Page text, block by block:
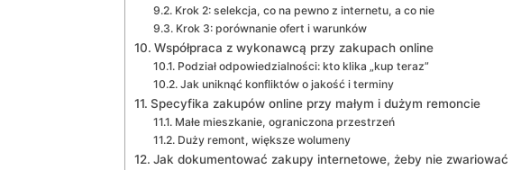
Krok 2: selekcja, co na pewno z internetu, a co nie
Krok 3: porównanie ofert i warunków
Współpraca z wykonawcą przy zakupach online
Podział odpowiedzialności: kto klika „kup teraz”
Jak uniknąć konfliktów o jakość i terminy
Specyfika zakupów online przy małym i dużym remoncie
Małe mieszkanie, ograniczona przestrzeń
Duży remont, większe wolumeny
Jak dokumentować zakupy internetowe, żeby nie zwariować